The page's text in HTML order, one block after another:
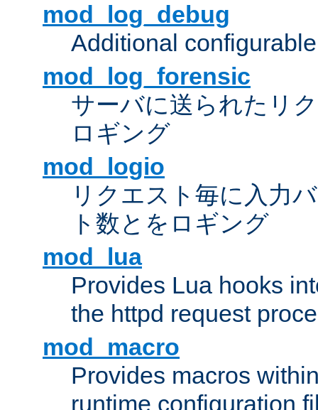
mod_log_debug
Additional
mod_log_forensic
サーバに送られたリ
ロギング
mod_logio
リクエスト毎に入力
ト数とをロギング
mod_lua
Provides Lua hooks
the httpd request
mod_macro
Provides macros
runtime configuration